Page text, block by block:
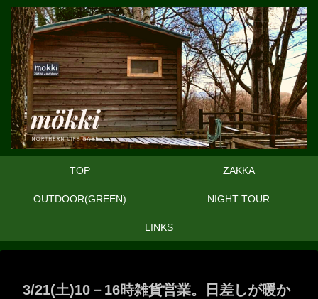
TOP ZAKKA
OUTDOOR(GREEN) NIGHT TOUR
LINKS
3/21(土)10－16時雑貨営業。日差しが暖か